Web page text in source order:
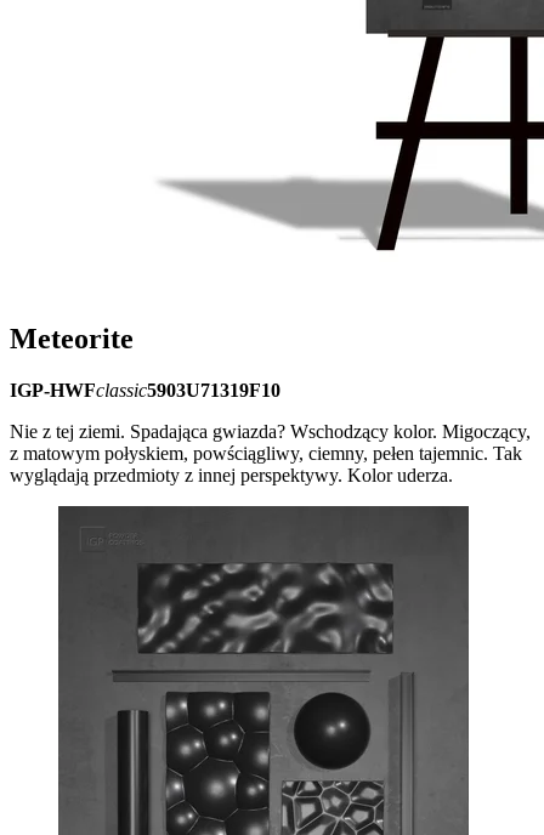
Meteorite
IGP-HWFclassic5903U71319F10
Nie z tej ziemi. Spadająca gwiazda? Wschodzący kolor. Migoczący,
z matowym połyskiem, powściągliwy, ciemny, pełen tajemnic. Tak
wyglądają przedmioty z innej perspektywy. Kolor uderza.